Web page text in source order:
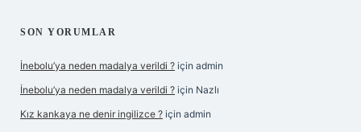
SON YORUMLAR
İnebolu’ya neden madalya verildi ? için admin
İnebolu’ya neden madalya verildi ? için Nazlı
Kız kankaya ne denir ingilizce ? için admin